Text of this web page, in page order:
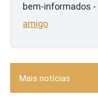
bem-informados -
amigo
Mais notícias